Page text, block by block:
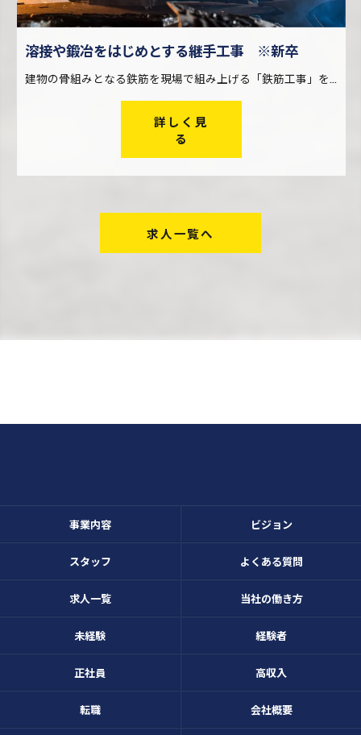
溶接や鍛冶をはじめとする継手工事 ※新卒
詳しく見
る
求人一覧へ
事業内容 ビジョン
スタッフ よくある質問
求人一覧 当社の働き方
未経験 経験者
正社員 高収入
転職 会社概要